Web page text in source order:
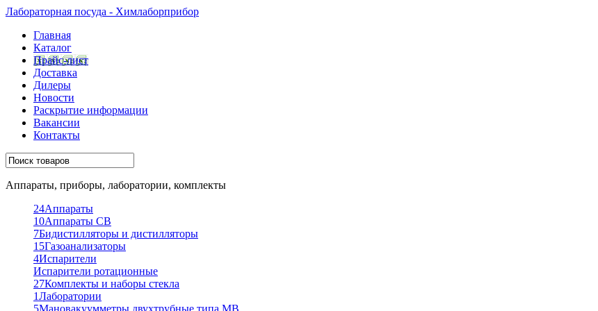
Лабораторная посуда - Химлаборприбор
Главная
Каталог
Прайс-лист
Доставка
Дилеры
Новости
Раскрытие информации
Вакансии
Контакты
Аппараты, приборы, лаборатории, комплекты
24Аппараты
10Аппараты СВ
7Бидистилляторы и дистилляторы
15Газоанализаторы
4Испарители
Испарители ротационные
27Комплекты и наборы стекла
1Лаборатории
5Мановакуумметры двухтрубные типа МВ